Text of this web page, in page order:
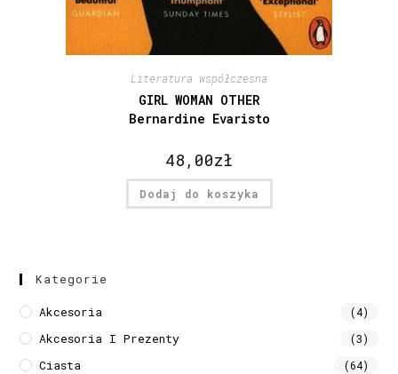
Literatura współczesna
GIRL WOMAN OTHER
Bernardine Evaristo
48,00zł
Dodaj do koszyka
Kategorie
Akcesoria (4)
Akcesoria I Prezenty (3)
Ciasta (64)